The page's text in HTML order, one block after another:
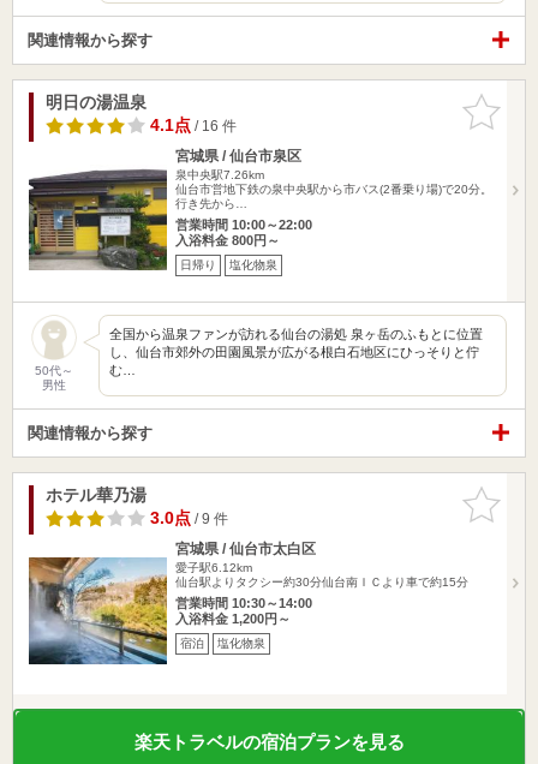
関連情報から探す
お気に入
りに追加
明日の湯温泉
4.1点/ 16 件
宮城県 / 仙台市泉区
泉中央駅7.26km
仙台市営地下鉄の泉中央駅から市バス(2番乗り場)で20分。
行き先から…
営業時間 10:00～22:00
入浴料金 800円～
日帰り 塩化物泉
50代～
男性
全国から温泉ファンが訪れる仙台の湯処 泉ヶ岳のふもとに位置
し、仙台市郊外の田園風景が広がる根白石地区にひっそりと佇
む…
関連情報から探す
お気に入
りに追加
ホテル華乃湯
3.0点/ 9 件
宮城県 / 仙台市太白区
愛子駅6.12km
仙台駅よりタクシー約30分仙台南ＩＣより車で約15分
営業時間 10:30～14:00
入浴料金 1,200円～
宿泊 塩化物泉
楽天トラベルの宿泊プランを見る